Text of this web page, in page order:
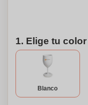
1. Elige tu color
Blanco